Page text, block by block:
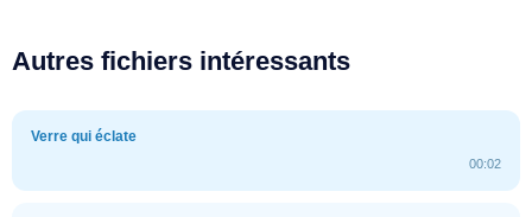
Autres fichiers intéressants
Verre qui éclate
00:02